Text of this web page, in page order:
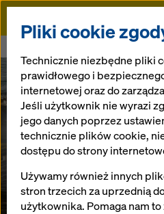
Doka
Greenpoint
Afryka Południowa
Pliki cookie
Technicznie niezbędne pliki
prawidłowego i
internetowej oraz do
Jeśli użytkownik nie wyrazi
jego danych poprzez
technicznie plików cookie,
dostępu do strony
Używamy również innych
stron trzecich za uprzednią
użytkownika. Pomaga nam